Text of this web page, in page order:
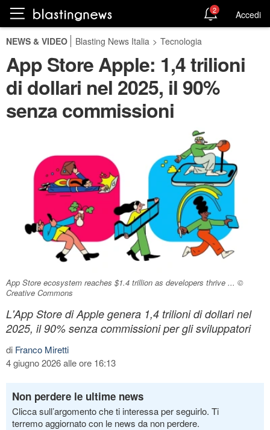
2 Accedi
NEWS & VIDEO Blasting News Italia > Tecnologia
App Store Apple: 1,4 trilioni
di dollari nel 2025, il 90%
senza commissioni
App Store ecosystem reaches $1.4 trillion as developers thrive ... ©
Creative Commons
L'App Store di Apple genera 1,4 trilioni di dollari nel
2025, il 90% senza commissioni per gli sviluppatori
di Franco Miretti
4 giugno 2026 alle ore 16:13
Non perdere le ultime news
Clicca sull’argomento che ti interessa per seguirlo. Ti
terremo aggiornato con le news da non perdere.